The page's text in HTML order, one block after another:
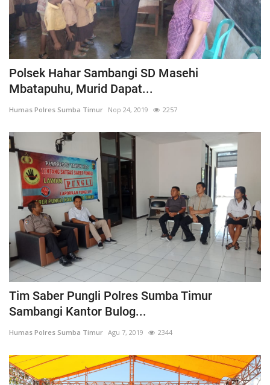
Polsek Hahar Sambangi SD Masehi
Mbatapuhu, Murid Dapat...
Humas Polres Sumba Timur Nop 24, 2019 2257
Tim Saber Pungli Polres Sumba Timur
Sambangi Kantor Bulog...
Humas Polres Sumba Timur Agu 7, 2019 2344